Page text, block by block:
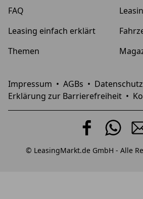
FAQ
Leasing einfach erklärt
Themen
Impressum • AGBs • Datenschutz
Erklärung zur Barrierefreiheit •
© LeasingMarkt.de GmbH - Alle